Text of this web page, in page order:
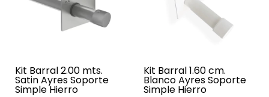
Kit Barral 2.00 mts.
Satin Ayres Soporte
Simple Hierro
Kit Barral 1.60 cm.
Blanco Ayres Soporte
Simple Hierro